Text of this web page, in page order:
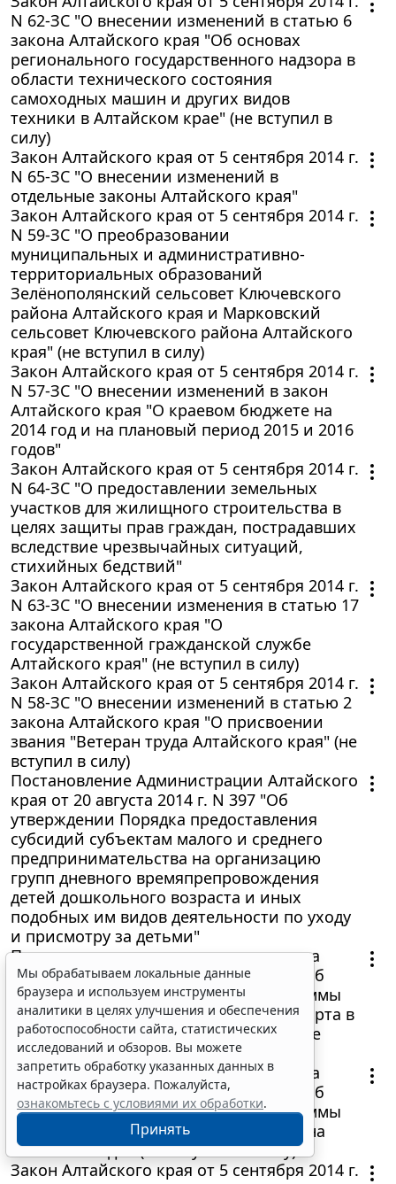
N 62-ЗС "О внесении изменений в статью 6
закона Алтайского края "Об основах
регионального государственного надзора в
области технического состояния
самоходных машин и других видов
техники в Алтайском крае" (не вступил в
силу)
Закон Алтайского края от 5 сентября 2014 г.
N 65-ЗС "О внесении изменений в
отдельные законы Алтайского края"
Закон Алтайского края от 5 сентября 2014 г.
N 59-ЗС "О преобразовании
муниципальных и административно-
территориальных образований
Зелёнополянский сельсовет Ключевского
района Алтайского края и Марковский
сельсовет Ключевского района Алтайского
края" (не вступил в силу)
Закон Алтайского края от 5 сентября 2014 г.
N 57-ЗС "О внесении изменений в закон
Алтайского края "О краевом бюджете на
2014 год и на плановый период 2015 и 2016
годов"
Закон Алтайского края от 5 сентября 2014 г.
N 64-ЗС "О предоставлении земельных
участков для жилищного строительства в
целях защиты прав граждан, пострадавших
вследствие чрезвычайных ситуаций,
стихийных бедствий"
Закон Алтайского края от 5 сентября 2014 г.
N 63-ЗС "О внесении изменения в статью 17
закона Алтайского края "О
государственной гражданской службе
Алтайского края" (не вступил в силу)
Закон Алтайского края от 5 сентября 2014 г.
N 58-ЗС "О внесении изменений в статью 2
закона Алтайского края "О присвоении
звания "Ветеран труда Алтайского края" (не
вступил в силу)
Постановление Администрации Алтайского
края от 20 августа 2014 г. N 397 "Об
утверждении Порядка предоставления
субсидий субъектам малого и среднего
предпринимательства на организацию
групп дневного времяпрепровождения
детей дошкольного возраста и иных
подобных им видов деятельности по уходу
и присмотру за детьми"
Постановление администрации города
Барнаула от 5 августа 2014 г. N 1672 "Об
утверждении муниципальной программы
"Развитие физической культуры и спорта в
городе Барнауле на 2015-2017 годы" (не
вступило в силу)
Постановление администрации города
Барнаула от 7 августа 2014 г. N 1708 "Об
утверждении муниципальной программы
"Развитие культуры города Барнаула на
2015-2017 годы" (не вступило в силу)
Закон Алтайского края от 5 сентября 2014 г.
Мы обрабатываем локальные данные
браузера и используем инструменты
аналитики в целях улучшения и обеспечения
работоспособности сайта, статистических
исследований и обзоров. Вы можете
запретить обработку указанных данных в
настройках браузера. Пожалуйста,
ознакомьтесь с условиями их обработки.
Принять